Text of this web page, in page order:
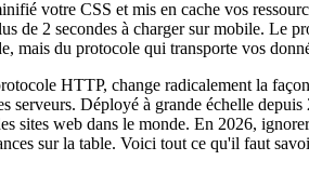
votre CSS et mis en cache vos
de 2 secondes à charger sur mobile. Le
mais du protocole qui transporte vos
HTTP, change radicalement la
serveurs. Déployé à grande échelle depuis
sites web dans le monde. En 2026, ignorer
sur la table. Voici tout ce qu'il faut